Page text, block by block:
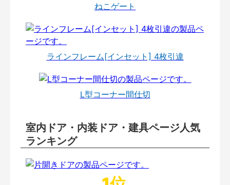
ねこゲート
ラインフレーム[インセット] 4枚引違
L型コーナー間仕切
室内ドア・内装ドア・建具ページ人気
ランキング